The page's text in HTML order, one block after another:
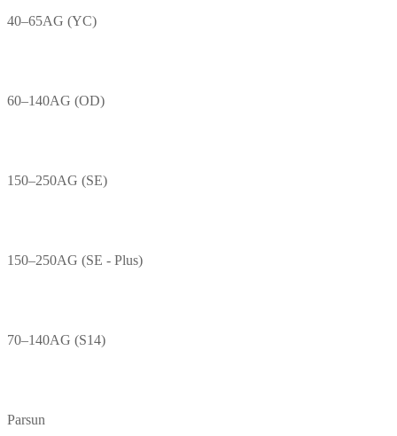
40–65AG (YC)
60–140AG (OD)
150–250AG (SE)
150–250AG (SE - Plus)
70–140AG (S14)
Parsun